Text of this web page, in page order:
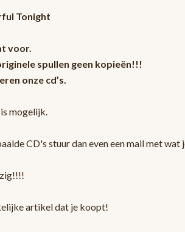
Tonight
voor.
spullen geen kopieën!!!
onze cd’s.
mogelijk.
CD's stuur dan even een mail met wat
artikel dat je koopt!